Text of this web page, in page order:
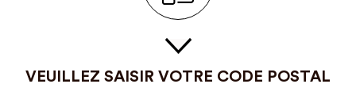
VEUILLEZ SAISIR VOTRE CODE POSTAL